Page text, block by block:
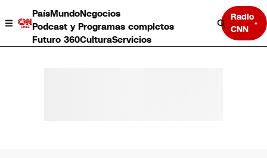
PaísMundoNegocios
Podcast y Programas completos
Futuro 360CulturaServicios
Radio
CNN